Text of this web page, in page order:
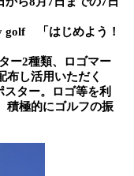
golf 「はじめよう！
ー2種類、ロゴマー
布し活用いただく
ター。ロゴ等を利
積極的にゴルフの振